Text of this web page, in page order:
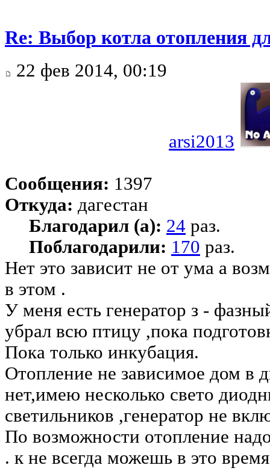
Re: Выбор котла отопления
22 фев 2014, 00:19
arsi2013
Сообщения: 1397
Откуда: дагестан
Благодарил (а): 24 раз.
Поблагодарили: 170 раз.
Нет это зависит не от ума а
в этом .
У меня есть генератор з -
убрал всю птицу ,пока
Пока только инкубация.
Отопление не зависимое дом в
нет,имею несколько свето
светильников ,генератор не
По возможности отопление
. к не всегда можешь в это